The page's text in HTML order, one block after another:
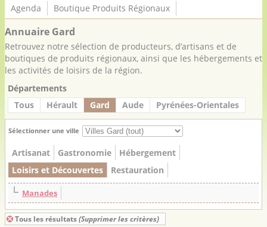
Agenda
Boutique Produits Régionaux
Annuaire Gard
Retrouvez notre sélection de producteurs, d’artisans et de
boutiques de produits régionaux, ainsi que les hébergements et
les activités de loisirs de la région.
Départements
Tous
Hérault Gard Aude Pyrénées-Orientales
Sélectionner une ville
Artisanat Gastronomie
Hébergement
Loisirs et Découvertes
Restauration
Manades
Tous les résultats (Supprimer les critères)